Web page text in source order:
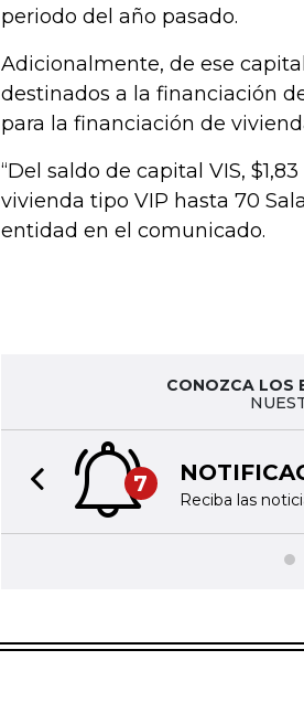
periodo del año pasado.
Adicionalmente, de ese
destinados a la financiación
para la financiación de
“Del saldo de capital VIS,
vivienda tipo VIP hasta 70
entidad en el comunicado.
CONOZCA LOS
7
Reciba las
Previous slide